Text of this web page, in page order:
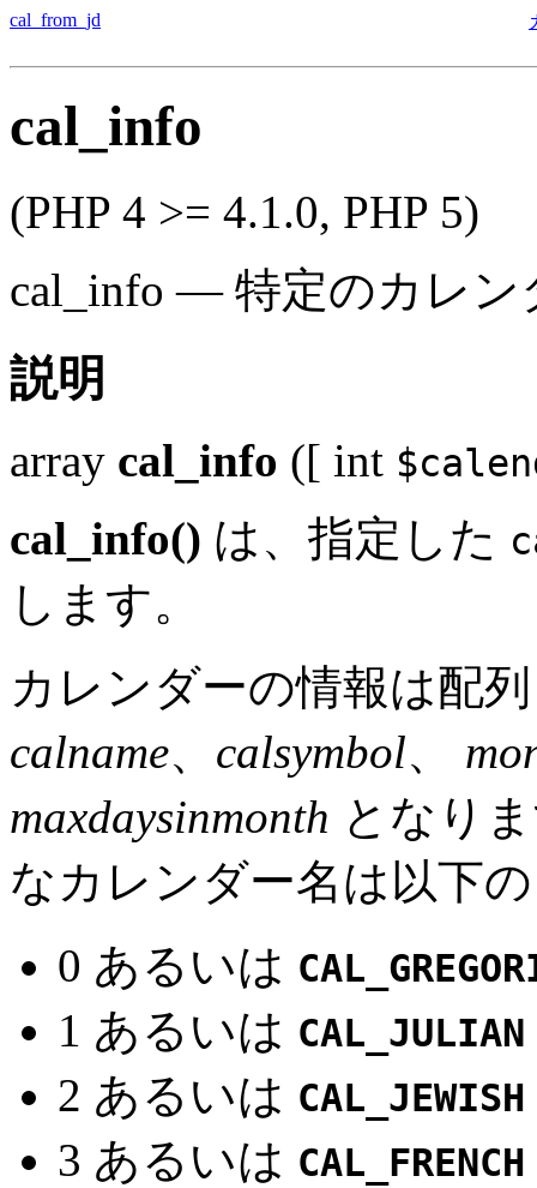
cal_from_jd
cal_info
(PHP 4 >= 4.1.0, PHP 5)
cal_info — 特定のカレン
説明
array cal_info ([ int
cal_info() は、指定した
します。
カレンダーの情報は配
calname、 calsymbol、
maxdaysinmonth となり
なカレンダー名は以下
0 あるいは
1 あるいは CAL_JULIAN
2 あるいは CAL_JEWISH
3 あるいは CAL_FRENCH